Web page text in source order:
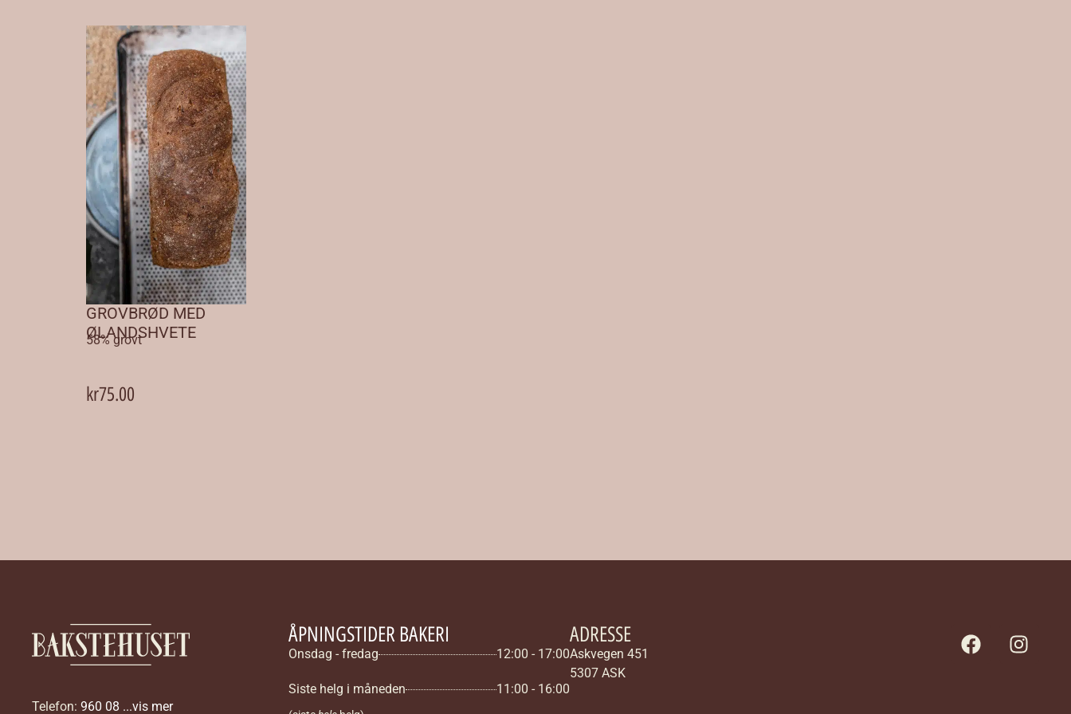
GROVBRØD MED
ØLANDSHVETE
58% grovt
kr75.00
Telefon:960 08 ...vis mer
ÅPNINGSTIDER BAKERI
Onsdag - fredag 12:00 - 17:00
Siste helg i måneden 11:00 - 16:00
ADRESSE
Askvegen 451
5307 ASK